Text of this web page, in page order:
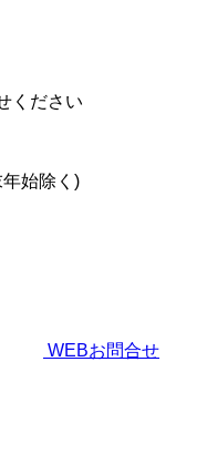
ください
始除く)
WEBお問合せ